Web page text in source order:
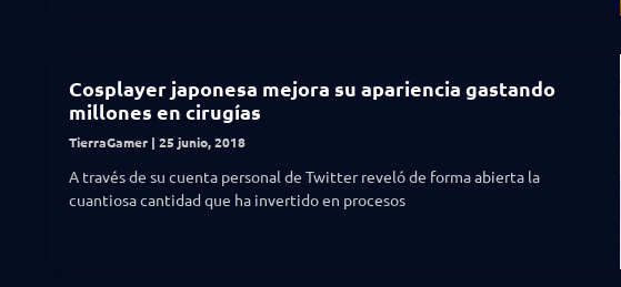
Cosplayer japonesa mejora su apariencia gastando
millones en cirugías
TierraGamer 25 junio, 2018
A través de su cuenta personal de Twitter reveló de forma abierta la
cuantiosa cantidad que ha invertido en procesos